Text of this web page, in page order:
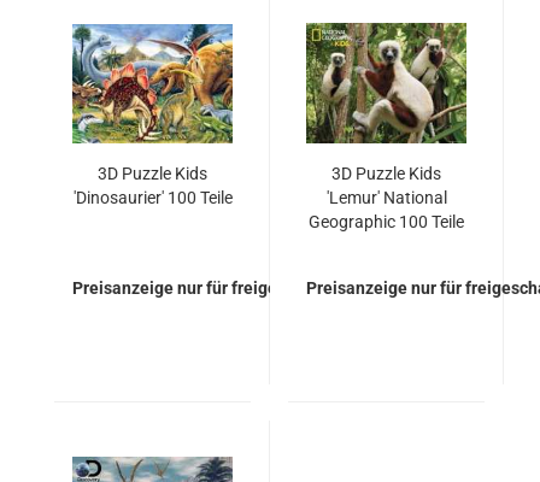
3D Puzzle Kids
'Dinosaurier' 100 Teile
Preisanzeige nur für freigeschaltete Kunden
3D Puzzle Kids
'Lemur' National
Geographic 100 Teile
Preisanzeige nur für